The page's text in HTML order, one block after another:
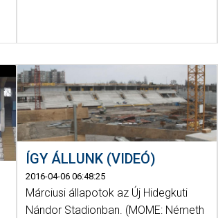
ÍGY ÁLLUNK (VIDEÓ)
2016-04-06 06:48:25
Márciusi állapotok az Új Hidegkuti
Nándor Stadionban. (MOME: Németh